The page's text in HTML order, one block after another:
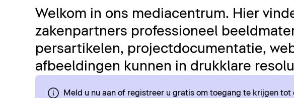
Welkom in ons mediacentrum. Hier
zakenpartners professioneel
persartikelen, projectdocumentatie,
afbeeldingen kunnen in drukklare
Meld u nu aan of registreer u gratis om toegang te krijgen tot